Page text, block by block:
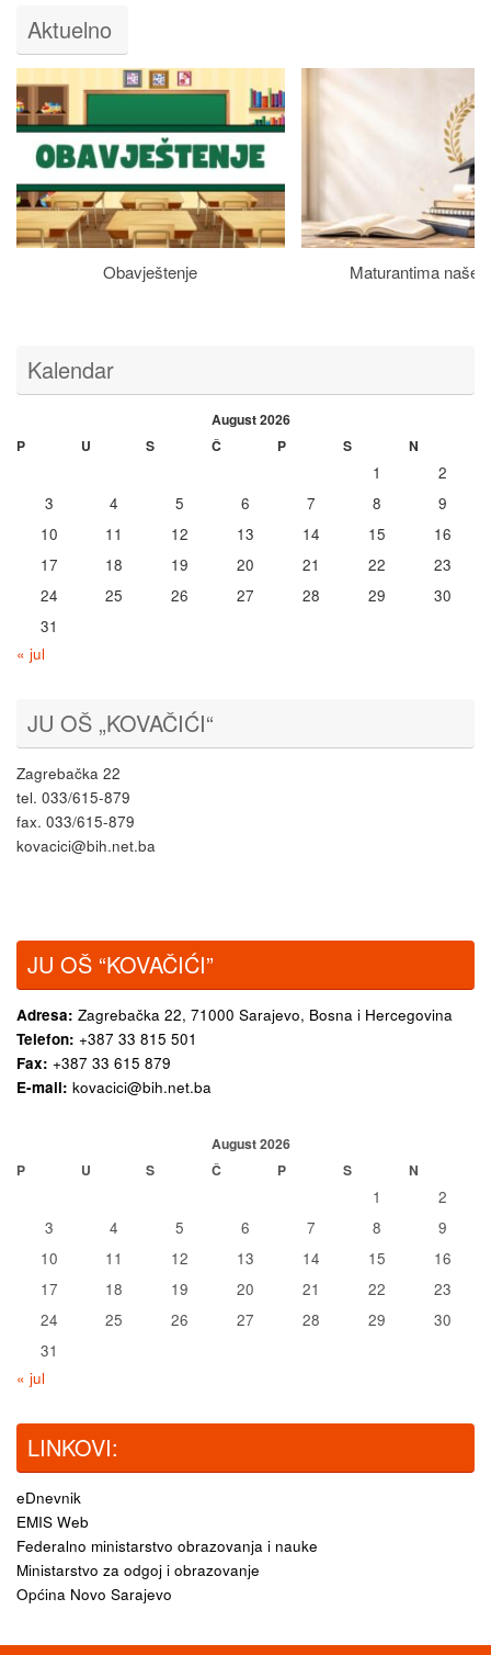
Aktuelno
Obavještenje Maturantima naše
Kalendar
August 2026
P
U S Č P S N
1
2
3
4 5 6 7 8
9
10
11 12 13 14 15
16
17
18 19 20 21 22
23
24
25 26 27 28 29
30
31
« jul
JU OŠ „KOVAČIĆI“
Zagrebačka 22
tel. 033/615-879
fax. 033/615-879
kovacici@bih.net.ba
JU OŠ “KOVAČIĆI”
Adresa: Zagrebačka 22, 71000 Sarajevo, Bosna i Hercegovina
Telefon: +387 33 815 501
Fax: +387 33 615 879
E-mail: kovacici@bih.net.ba
August 2026
P
U S Č P S N
1
2
3
4 5 6 7 8
9
10
11 12 13 14 15
16
17
18 19 20 21 22
23
24
25 26 27 28 29
30
31
« jul
LINKOVI:
eDnevnik
EMIS Web
Federalno ministarstvo obrazovanja i nauke
Ministarstvo za odgoj i obrazovanje
Općina Novo Sarajevo